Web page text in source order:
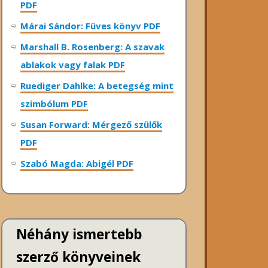
PDF
Márai Sándor: Füves könyv PDF
Marshall B. Rosenberg: A szavak
ablakok vagy falak PDF
Ruediger Dahlke: A betegség mint
szimbólum PDF
Susan Forward: Mérgező szülők
PDF
Szabó Magda: Abigél PDF
Néhány ismertebb
szerző könyveinek